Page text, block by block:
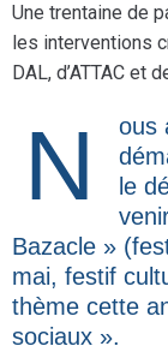
Une trentaine de
les interventions
DAL, d’ATTAC et
Nous avons pu à la fois présenter la
le
Bazacle »
mai, festif
thème cette
sociaux ».